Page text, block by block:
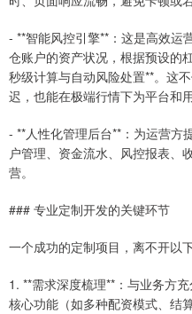
- **智能风控引擎**：这是高效运
仓账户的资产状况，根据预设的
秒级计算与自动风险处置**。这
迟，也能在极端行情下为平台和
- **人性化管理后台**：为运营方
户管理、资金流水、风控报表、
营。
### 专业定制开发的关键环节
一个成功的定制项目，离不开以
1. **需求深度梳理**：与业务方
核心功能（如多种配资模式、结